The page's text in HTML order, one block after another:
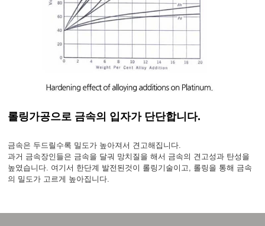
롤링가공으로 금속의 입자가 단단합니다.
금속은 두드릴수록 밀도가 높아져서 견고해집니다.
과거 금속장인들은 금속을 달궈 망치질을 해서 금속의 견고성과 탄성을
높였습니다. 여기서 한단계 발전된것이 롤링기술이고, 롤링을 통해 금속
의 밀도가 고르게 높아집니다.